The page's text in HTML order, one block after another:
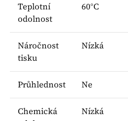
Teplotní
odolnost
60°C
Náročnost
tisku
Nízká
Průhlednost Ne
Chemická
Nízká